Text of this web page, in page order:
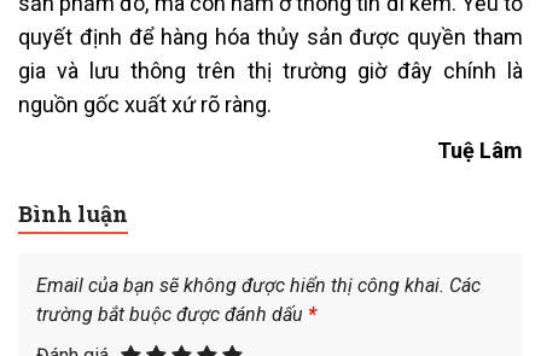
quyết định để hàng hóa thủy sản được quyền tham
gia và lưu thông trên thị trường giờ đây chính là
nguồn gốc xuất xứ rõ ràng.
Tuệ Lâm
Bình luận
Email của bạn sẽ không được hiển thị công khai. Các
trường bắt buộc được đánh dấu *